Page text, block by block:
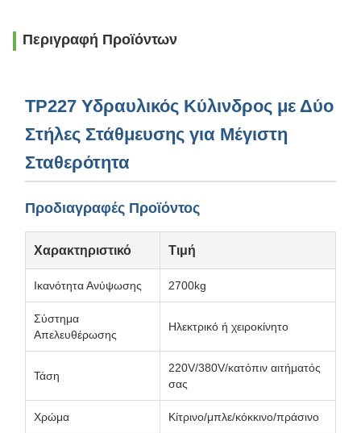
Περιγραφή Προϊόντων
TP227 Υδραυλικός Κύλινδρος με Δύο
Στήλες Στάθμευσης για Μέγιστη
Σταθερότητα
Προδιαγραφές Προϊόντος
Χαρακτηριστικό Τιμή
Ικανότητα Ανύψωσης 2700kg
Σύστημα
Απελευθέρωσης
Ηλεκτρικό ή χειροκίνητο
Τάση
220V/380V/κατόπιν αιτήματός
σας
Χρώμα Κίτρινο/μπλε/κόκκινο/πράσινο